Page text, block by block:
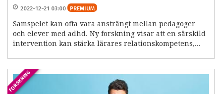
2022-12-21 03:00 PREMIUM
Samspelet kan ofta vara ansträngt mellan pedagoger
och elever med adhd. Ny forskning visar att en särskild
intervention kan stärka lärares relationskompetens,...
FORSKNING